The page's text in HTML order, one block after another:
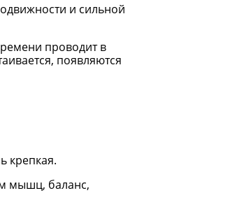
и сильной
проводит в
появляются
крепкая.
мышц, баланс,